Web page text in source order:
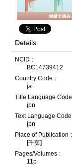
Details
NCID
BC14739412
Country Code
ja
Title Language Code
jpn
Text Language Code
jpn
Place of Publication
[千葉]
Pages/Volumes
11p